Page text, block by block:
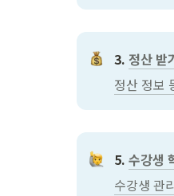
3. 정산 받
정산 정보
5. 수강생
수강생 관